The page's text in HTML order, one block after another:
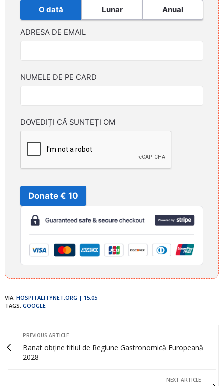
O dată Lunar Anual
ADRESA DE EMAIL
NUMELE DE PE CARD
DOVEDIȚI CĂ SUNTEȚI OM
Donate € 10
VIA: HOSPITALITYNET.ORG | 15.05
TAGS: GOOGLE
PREVIOUS ARTICLE
Banat obține titlul de Regiune Gastronomică Europeană
2028
NEXT ARTICLE